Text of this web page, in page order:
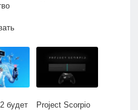
будет
Project Scorpio